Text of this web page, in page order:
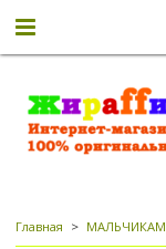
Главная МАЛЬЧИКАМ